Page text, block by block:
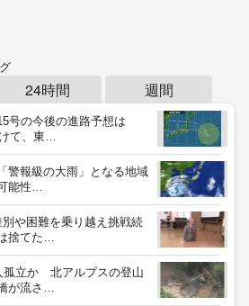
24時間 週間
号の今後の進路予想は
て、東…
警報級の大雨」となる地域
能性…
や困難を乗り越え挑戦続
捨てた…
孤立か 北アルプスの登山
が流さ…